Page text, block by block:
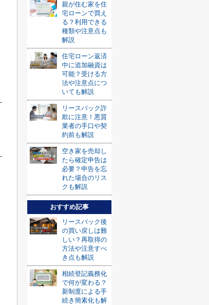
親が住む家を住
宅ローンで買え
る？利用できる
種類や注意点も
解説
住宅ローン返済
中に追加融資は
可能？受ける方
法や注意点につ
いても解説
リースバック詐
欺に注意！悪質
業者の手口や契
約前も解説
空き家を売却し
たら確定申告は
必要？申告を忘
れた場合のリス
クも解説
おすすめ記事
リースバック後
の買い戻しは難
しい？再取得の
方法や注意すべ
き点も解説
相続登記義務化
で何が変わる？
新制度による手
続き簡素化も解